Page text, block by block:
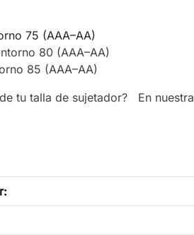
75 (AAA–AA)
80 (AAA–AA)
85 (AAA–AA)
tu talla de sujetador? En nuestra
: